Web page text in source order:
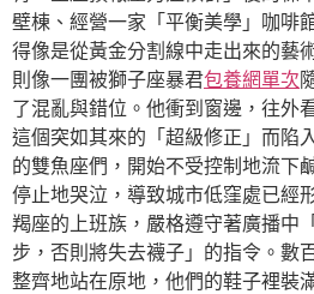
壁棟、經營一家「平衡美學」咖啡
得像是從黃金分割線中走出來的藝
則像一團被獅子座暴君包養網單次
了混亂與錯位。他衝到窗邊，往外
這個突如其來的「超級修正」而陷
的雙魚座們，開始不受控制地流下
停止地哭泣，導致城市低窪處已經
羯座的上班族，嚴格遵守著廣播中
步，否則將失去襪子」的指令。數
整齊地站在原地，他們的鞋子裡裝